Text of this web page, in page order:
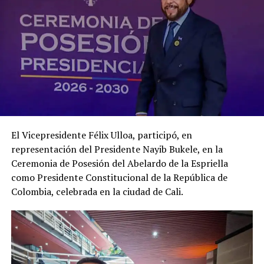
El Vicepresidente Félix Ulloa, participó, en
representación del Presidente Nayib Bukele, en la
Ceremonia de Posesión del Abelardo de la Espriella
como Presidente Constitucional de la República de
Colombia, celebrada en la ciudad de Cali.